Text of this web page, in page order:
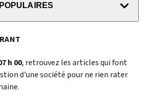
h 00, retrouvez les articles qui font
d'une société pour ne rien rater